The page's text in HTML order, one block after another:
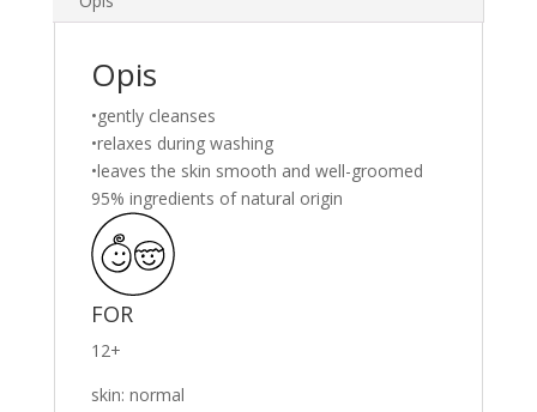
Opis
•gently cleanses
•relaxes during washing
•leaves the skin smooth and well-groomed
95% ingredients of natural origin
FOR
12+
skin: normal